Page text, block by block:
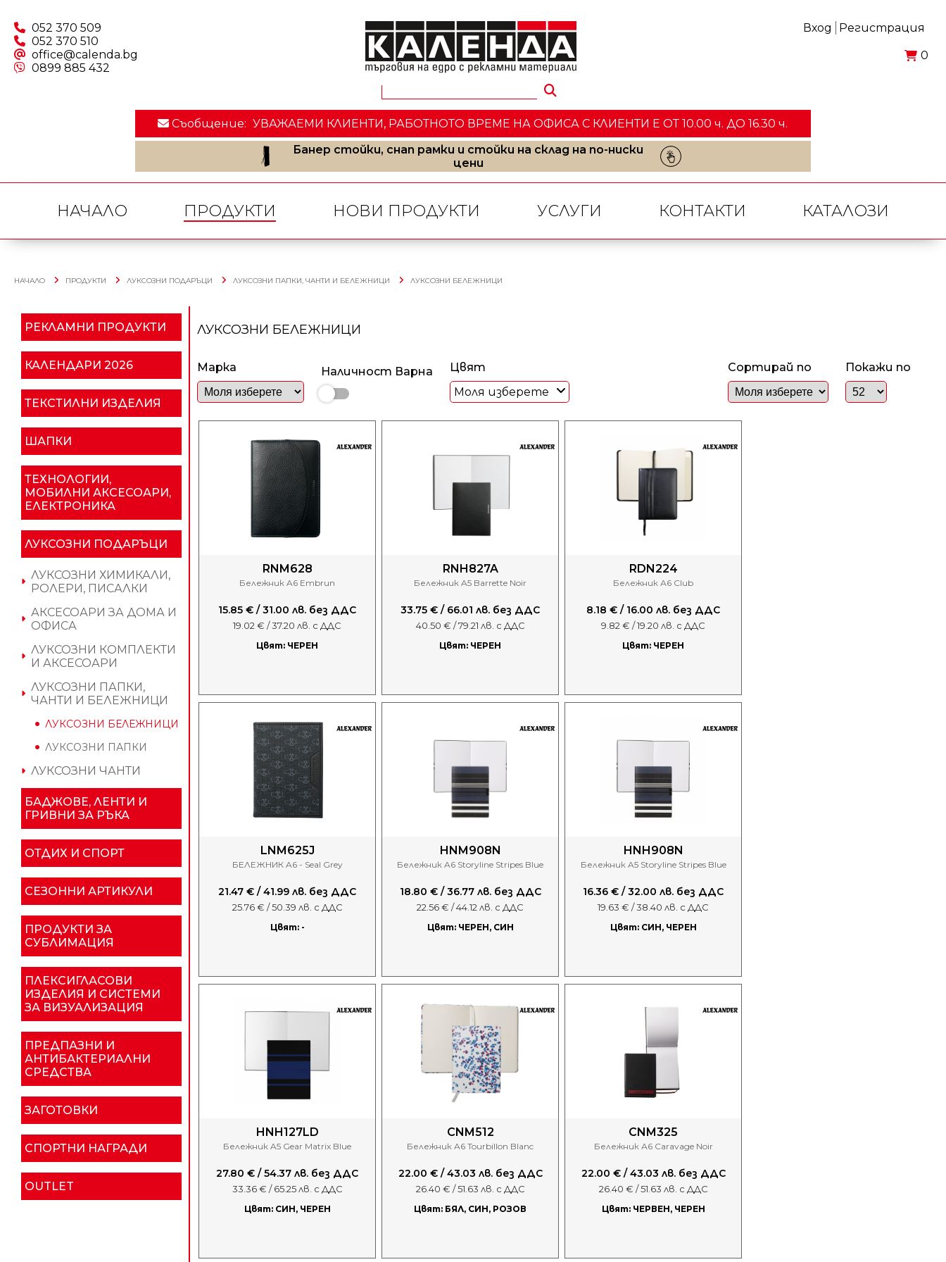
052 370 509
052 370 510
office@calenda.bg
0899 885 432
Вход Регистрация
0
Съобщение: УВАЖАЕМИ КЛИЕНТИ, РАБОТНОТО ВРЕМЕ НА ОФИСА С КЛИЕНТИ E ОТ 10.00 ч. ДО 16.30 ч.
Банер стойки, снап рамки и стойки на склад на по-ниски
цени
НАЧАЛО ПРОДУКТИ НОВИ ПРОДУКТИ УСЛУГИ КОНТАКТИ КАТАЛОЗИ
НАЧАЛО ПРОДУКТИ ЛУКСОЗНИ ПОДАРЪЦИ ЛУКСОЗНИ ПАПКИ, ЧАНТИ И БЕЛЕЖНИЦИ ЛУКСОЗНИ БЕЛЕЖНИЦИ
РЕКЛАМНИ ПРОДУКТИ
КАЛЕНДАРИ 2026
ТЕКСТИЛНИ ИЗДЕЛИЯ
ШАПКИ
ТЕХНОЛОГИИ,
МОБИЛНИ АКСЕСОАРИ,
ЕЛЕКТРОНИКА
ЛУКСОЗНИ ПОДАРЪЦИ
ЛУКСОЗНИ ХИМИКАЛИ,
РОЛЕРИ, ПИСАЛКИ
АКСЕСОАРИ ЗА ДОМА И
ОФИСА
ЛУКСОЗНИ КОМПЛЕКТИ
И АКСЕСОАРИ
ЛУКСОЗНИ ПАПКИ,
ЧАНТИ И БЕЛЕЖНИЦИ
ЛУКСОЗНИ БЕЛЕЖНИЦИ
ЛУКСОЗНИ ПАПКИ
ЛУКСОЗНИ ЧАНТИ
БАДЖОВЕ, ЛЕНТИ И
ГРИВНИ ЗА РЪКА
ОТДИХ И СПОРТ
СЕЗОННИ АРТИКУЛИ
ПРОДУКТИ ЗА
СУБЛИМАЦИЯ
ПЛЕКСИГЛАСОВИ
ИЗДЕЛИЯ И СИСТЕМИ
ЗА ВИЗУАЛИЗАЦИЯ
ПРЕДПАЗНИ И
АНТИБАКТЕРИАЛНИ
СРЕДСТВА
ЗАГОТОВКИ
СПОРТНИ НАГРАДИ
OUTLET
ЛУКСОЗНИ БЕЛЕЖНИЦИ
Марка Наличност Варна
Цвят
Моля изберете
Сортирай по Покажи по
RNM628
Бележник A6 Embrun
15.85 € / 31.00 лв. без ДДС
19.02 € / 37.20 лв. с ДДС
Цвят: ЧЕРЕН
RNH827A
Бележник A5 Barrette Noir
33.75 € / 66.01 лв. без ДДС
40.50 € / 79.21 лв. с ДДС
Цвят: ЧЕРЕН
RDN224
Бележник А6 Club
8.18 € / 16.00 лв. без ДДС
9.82 € / 19.20 лв. с ДДС
Цвят: ЧЕРЕН
LNM625J
БЕЛЕЖНИК A6 - Seal Grey
21.47 € / 41.99 лв. без ДДС
25.76 € / 50.39 лв. с ДДС
Цвят: -
HNM908N
Бележник A6 Storyline Stripes Blue
18.80 € / 36.77 лв. без ДДС
22.56 € / 44.12 лв. с ДДС
Цвят: ЧЕРЕН, СИН
HNH908N
Бележник A5 Storyline Stripes Blue
16.36 € / 32.00 лв. без ДДС
19.63 € / 38.40 лв. с ДДС
Цвят: СИН, ЧЕРЕН
HNH127LD
Бележник A5 Gear Matrix Blue
27.80 € / 54.37 лв. без ДДС
33.36 € / 65.25 лв. с ДДС
Цвят: СИН, ЧЕРЕН
CNM512
Бележник A6 Tourbillon Blanc
22.00 € / 43.03 лв. без ДДС
26.40 € / 51.63 лв. с ДДС
Цвят: БЯЛ, СИН, РОЗОВ
CNM325
Бележник А6 Caravage Noir
22.00 € / 43.03 лв. без ДДС
26.40 € / 51.63 лв. с ДДС
Цвят: ЧЕРВЕН, ЧЕРЕН